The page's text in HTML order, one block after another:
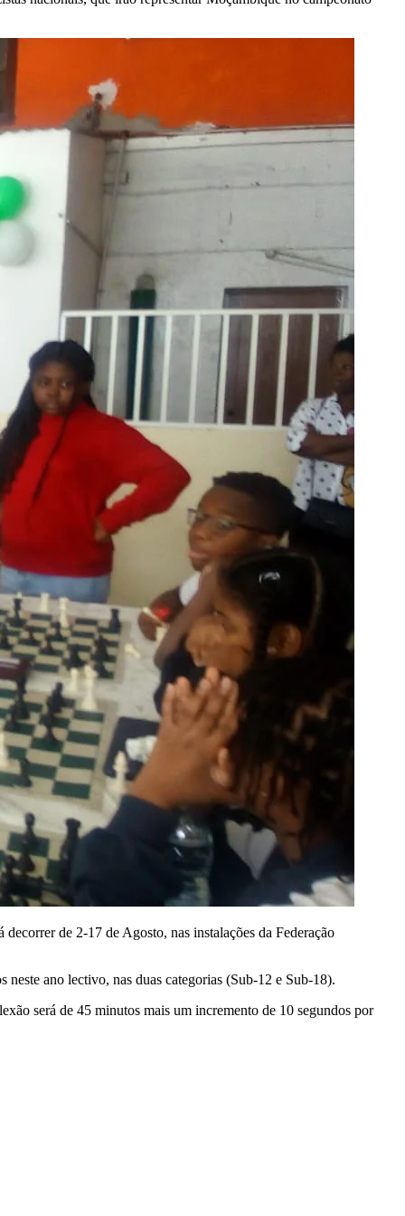
de 2-17 de Agosto, nas instalações da Federação
neste ano lectivo, nas duas categorias (Sub-12 e Sub-18).
será de 45 minutos mais um incremento de 10 segundos por